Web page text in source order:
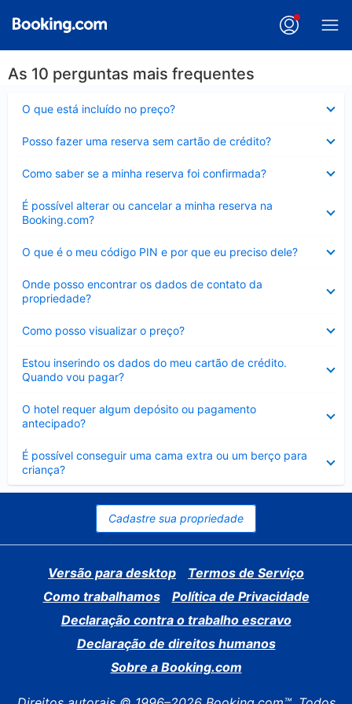
As 10 perguntas mais frequentes
O que está incluído no preço?
Posso fazer uma reserva sem cartão de crédito?
Como saber se a minha reserva foi confirmada?
É possível alterar ou cancelar a minha reserva na
Booking.com?
Contraído
O que é o meu código PIN e por que eu preciso dele?
Onde posso encontrar os dados de contato da
propriedade?
Como posso visualizar o preço?
Estou inserindo os dados do meu cartão de crédito.
Quando vou pagar?
O hotel requer algum depósito ou pagamento
antecipado?
É possível conseguir uma cama extra ou um berço para
criança?
Contraído
Cadastre sua propriedade
Versão para desktop
Termos de Serviço
Como trabalhamos
Política de Privacidade
Declaração contra o trabalho escravo
Declaração de direitos humanos
Sobre a Booking.com